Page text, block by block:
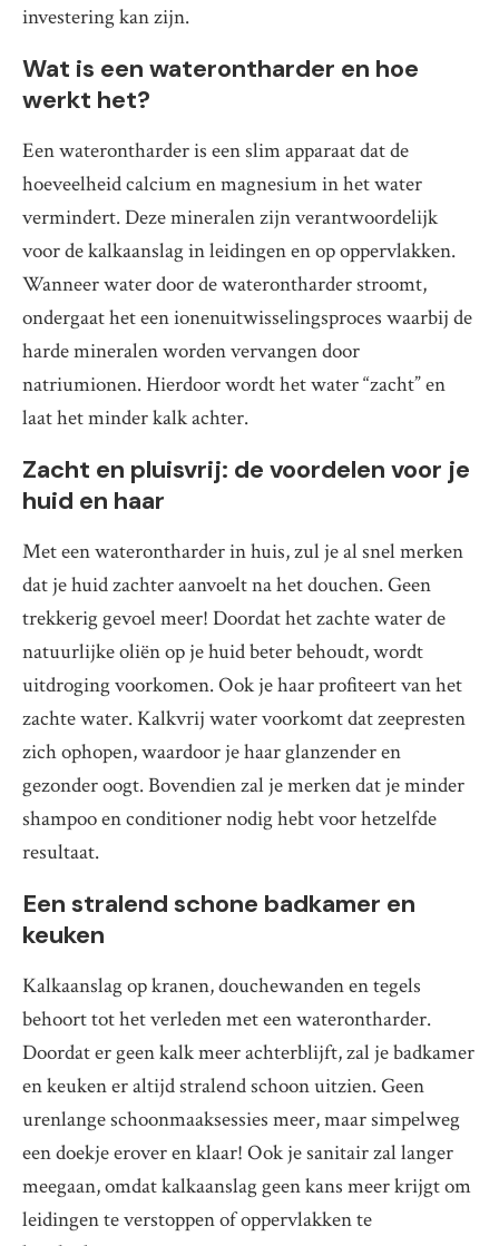
investering kan zijn.
Wat is een waterontharder en hoe
werkt het?
Een waterontharder is een slim apparaat dat de
hoeveelheid calcium en magnesium in het water
vermindert. Deze mineralen zijn verantwoordelijk
voor de kalkaanslag in leidingen en op oppervlakken.
Wanneer water door de waterontharder stroomt,
ondergaat het een ionenuitwisselingsproces waarbij de
harde mineralen worden vervangen door
natriumionen. Hierdoor wordt het water “zacht” en
laat het minder kalk achter.
Zacht en pluisvrij: de voordelen voor je
huid en haar
Met een waterontharder in huis, zul je al snel merken
dat je huid zachter aanvoelt na het douchen. Geen
trekkerig gevoel meer! Doordat het zachte water de
natuurlijke oliën op je huid beter behoudt, wordt
uitdroging voorkomen. Ook je haar profiteert van het
zachte water. Kalkvrij water voorkomt dat zeepresten
zich ophopen, waardoor je haar glanzender en
gezonder oogt. Bovendien zal je merken dat je minder
shampoo en conditioner nodig hebt voor hetzelfde
resultaat.
Een stralend schone badkamer en
keuken
Kalkaanslag op kranen, douchewanden en tegels
behoort tot het verleden met een waterontharder.
Doordat er geen kalk meer achterblijft, zal je badkamer
en keuken er altijd stralend schoon uitzien. Geen
urenlange schoonmaaksessies meer, maar simpelweg
een doekje erover en klaar! Ook je sanitair zal langer
meegaan, omdat kalkaanslag geen kans meer krijgt om
leidingen te verstoppen of oppervlakken te